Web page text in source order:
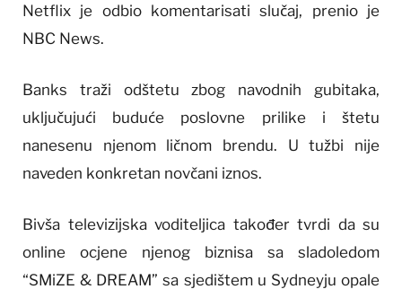
Netflix je odbio komentarisati slučaj, prenio je
NBC News.
Banks traži odštetu zbog navodnih gubitaka,
uključujući buduće poslovne prilike i štetu
nanesenu njenom ličnom brendu. U tužbi nije
naveden konkretan novčani iznos.
Bivša televizijska voditeljica također tvrdi da su
online ocjene njenog biznisa sa sladoledom
“SMiZE & DREAM” sa sjedištem u Sydneyju opale